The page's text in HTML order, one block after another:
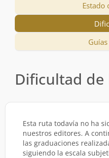
Estado
Dificultad de
Esta ruta todavía no ha
nuestros editores. A
las graduaciones
siguiendo la escala